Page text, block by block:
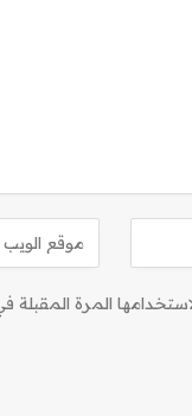
المرة المقبلة